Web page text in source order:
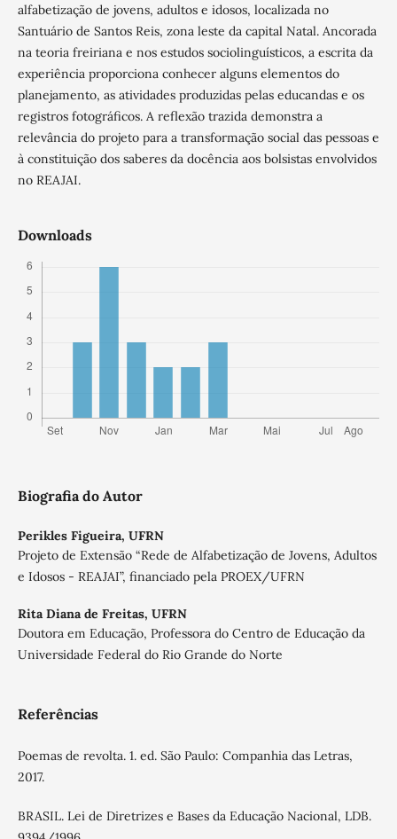
alfabetização de jovens, adultos e idosos, localizada no
Santuário de Santos Reis, zona leste da capital Natal. Ancorada
na teoria freiriana e nos estudos sociolinguísticos, a escrita da
experiência proporciona conhecer alguns elementos do
planejamento, as atividades produzidas pelas educandas e os
registros fotográficos. A reflexão trazida demonstra a
relevância do projeto para a transformação social das pessoas e
à constituição dos saberes da docência aos bolsistas envolvidos
no REAJAI.
Downloads
Biografia do Autor
Perikles Figueira, UFRN
Projeto de Extensão “Rede de Alfabetização de Jovens, Adultos
e Idosos - REAJAI”, financiado pela PROEX/UFRN
Rita Diana de Freitas, UFRN
Doutora em Educação, Professora do Centro de Educação da
Universidade Federal do Rio Grande do Norte
Referências
Poemas de revolta. 1. ed. São Paulo: Companhia das Letras,
2017.
BRASIL. Lei de Diretrizes e Bases da Educação Nacional, LDB.